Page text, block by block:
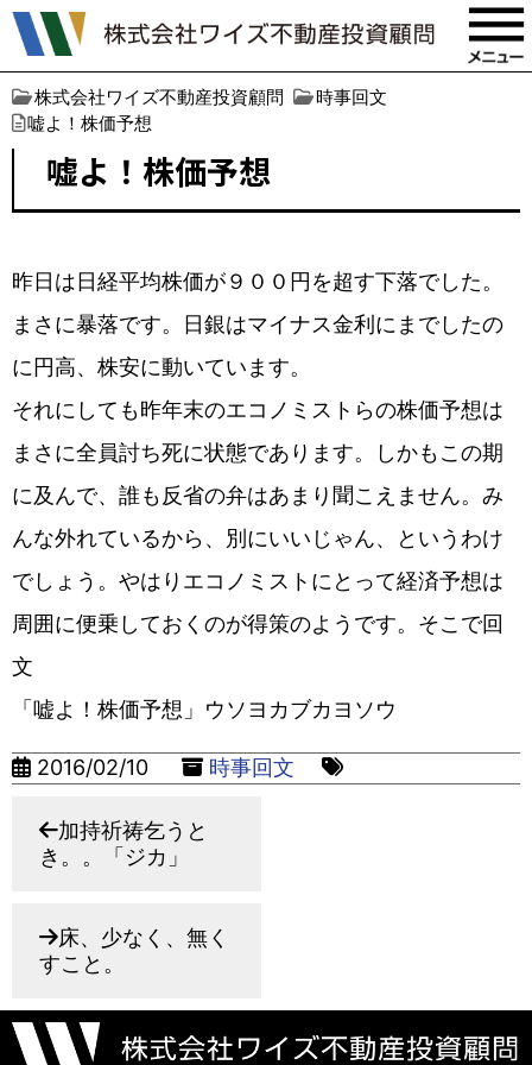
株式会社ワイズ不動産投資顧問
時事回文
嘘よ！株価予想
嘘よ！株価予想
昨日は日経平均株価が９００円を超す下落でした。
まさに暴落です。日銀はマイナス金利にまでしたの
に円高、株安に動いています。
それにしても昨年末のエコノミストらの株価予想は
まさに全員討ち死に状態であります。しかもこの期
に及んで、誰も反省の弁はあまり聞こえません。み
んな外れているから、別にいいじゃん、というわけ
でしょう。やはりエコノミストにとって経済予想は
周囲に便乗しておくのが得策のようです。そこで回
文
「嘘よ！株価予想」ウソヨカブカヨソウ
2016/02/10 時事回文
加持祈祷乞うと
き。。「ジカ」
床、少なく、無く
すこと。